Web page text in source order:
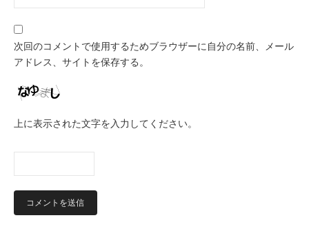
次回のコメントで使用するためブラウザーに自分の名前、メール
アドレス、サイトを保存する。
上に表示された文字を入力してください。